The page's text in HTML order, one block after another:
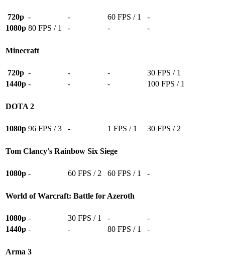
720p - - 60 FPS / 1
-
1080p 80 FPS / 1 - - -
Minecraft
720p - - -
30 FPS / 1
1440p - - - 100 FPS / 1
DOTA 2
1080p 96 FPS / 3 - 1 FPS / 1 30 FPS / 2
Tom Clancy's Rainbow Six Siege
1080p - 60 FPS / 2 60 FPS / 1 -
World of Warcraft: Battle for Azeroth
1080p - 30 FPS / 1 -
-
1440p - - 80 FPS / 1 -
Arma 3